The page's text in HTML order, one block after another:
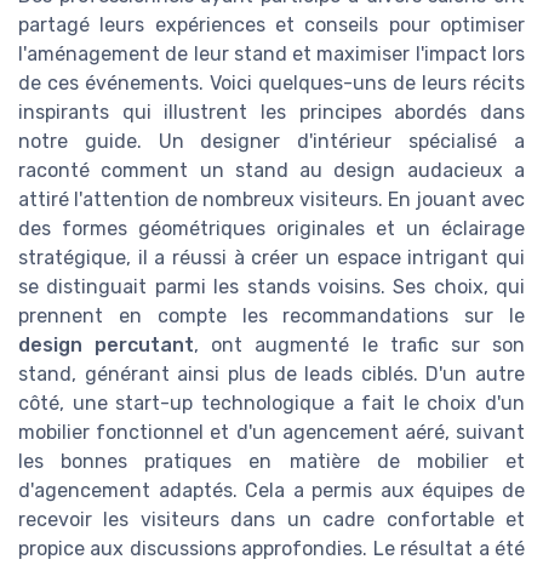
partagé leurs expériences et conseils pour optimiser
l'aménagement de leur stand et maximiser l'impact lors
de ces événements. Voici quelques-uns de leurs récits
inspirants qui illustrent les principes abordés dans
notre guide. Un designer d'intérieur spécialisé a
raconté comment un stand au design audacieux a
attiré l'attention de nombreux visiteurs. En jouant avec
des formes géométriques originales et un éclairage
stratégique, il a réussi à créer un espace intrigant qui
se distinguait parmi les stands voisins. Ses choix, qui
prennent en compte les recommandations sur le
design percutant, ont augmenté le trafic sur son
stand, générant ainsi plus de leads ciblés. D'un autre
côté, une start-up technologique a fait le choix d'un
mobilier fonctionnel et d'un agencement aéré, suivant
les bonnes pratiques en matière de mobilier et
d'agencement adaptés. Cela a permis aux équipes de
recevoir les visiteurs dans un cadre confortable et
propice aux discussions approfondies. Le résultat a été